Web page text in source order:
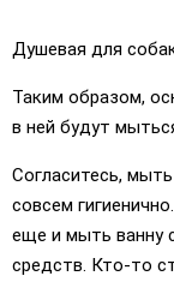
Душевая для
Таким образом,
в ней будут
Согласитесь,
совсем
еще и мыть ванну
средств. Кто-то